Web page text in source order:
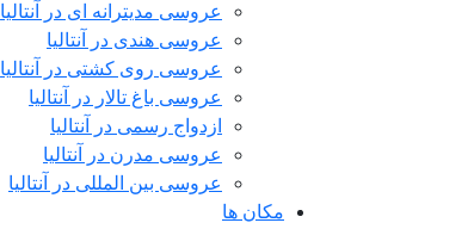
عروسی مدیترانه ای در آنتالیا
عروسی هندی در آنتالیا
عروسی روی کشتی در آنتالیا
عروسی باغ تالار در آنتالیا
ازدواج رسمی در آنتالیا
عروسی مدرن در آنتالیا
عروسی بین المللی در آنتالیا
مکان ها